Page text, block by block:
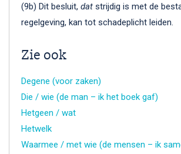
(9b) Dit besluit, dat strijdig is met de
regelgeving, kan tot schadeplicht leiden.
Zie ook
Degene (voor zaken)
Die / wie (de man – ik het boek gaf)
Hetgeen / wat
Hetwelk
Waarmee / met wie (de mensen – ik